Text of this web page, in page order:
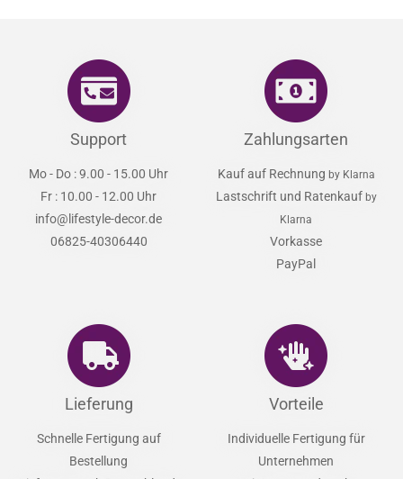
Support
Mo - Do : 9.00 - 15.00 Uhr
Fr : 10.00 - 12.00 Uhr
info@lifestyle-decor.de
06825-40306440
Zahlungsarten
Kauf auf Rechnung by Klarna
Lastschrift und Ratenkauf by
Klarna
Vorkasse
PayPal
Lieferung
Schnelle Fertigung auf
Bestellung
Vorteile
Individuelle Fertigung für
Unternehmen